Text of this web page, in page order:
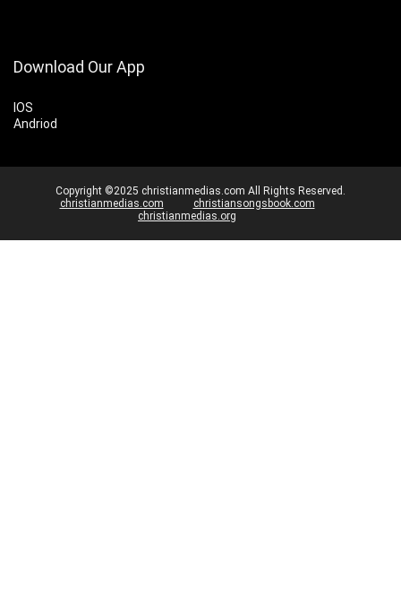
Download Our App
IOS
Andriod
Copyright ©2025 christianmedias.com All Rights Reserved.
christianmedias.com
christiansongsbook.com
christianmedias.org